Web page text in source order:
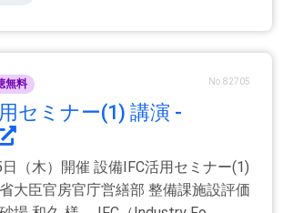
無料 No.82705
セミナー(1) 講演 -
（木）開催 設備IFC活用セミナー(1)
大臣官房官庁営繕部 整備課施設評価